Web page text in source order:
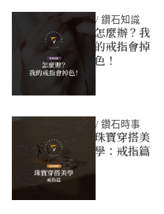
/ 鑽石知識
怎麼辦？我
的戒指會掉
色！
/ 鑽石時事
珠寶穿搭美
學：戒指篇